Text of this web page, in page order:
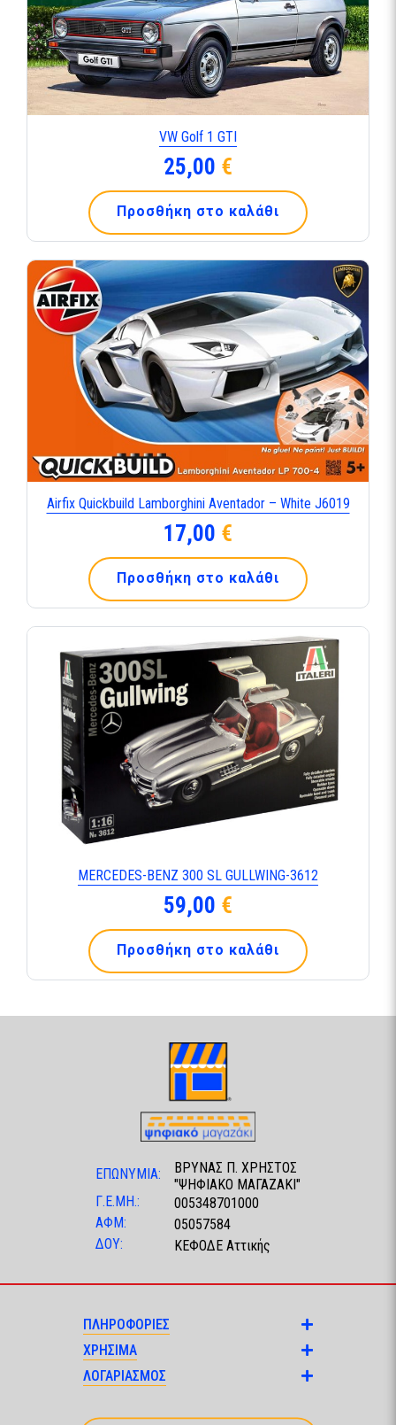
VW Golf 1 GTI
25,00 €
Προσθήκη στο καλάθι
Airfix Quickbuild Lamborghini Aventador – White J6019
17,00 €
Προσθήκη στο καλάθι
MERCEDES-BENZ 300 SL GULLWING-3612
59,00 €
Προσθήκη στο καλάθι
ΕΠΩΝΥΜΙΑ:
ΒΡΥΝΑΣ Π. ΧΡΗΣΤΟΣ
"ΨΗΦΙΑΚΟ ΜΑΓΑΖΑΚΙ"
Γ.Ε.ΜΗ.:
005348701000
ΑΦΜ:
05057584
ΔΟΥ:
ΚΕΦΟΔΕ Αττικής
ΠΛΗΡΟΦΟΡΙΕΣ
ΧΡΗΣΙΜΑ
ΛΟΓΑΡΙΑΣΜΟΣ